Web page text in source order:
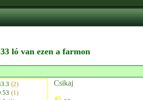
ló van ezen a farmon
(2)
(1)
Csikaj